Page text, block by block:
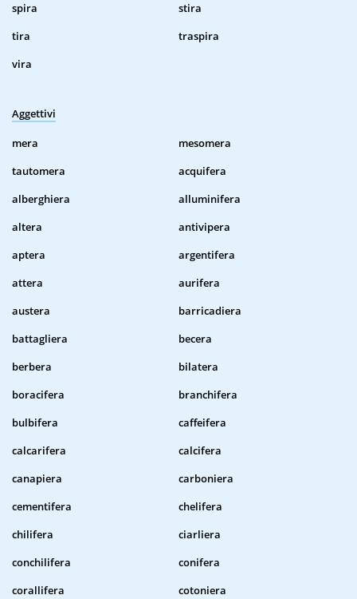
spira
stira
tira
traspira
vira
Aggettivi
mera
mesomera
tautomera
acquifera
alberghiera
alluminifera
altera
antivipera
aptera
argentifera
attera
aurifera
austera
barricadiera
battagliera
becera
berbera
bilatera
boracifera
branchifera
bulbifera
caffeifera
calcarifera
calcifera
canapiera
carboniera
cementifera
chelifera
chilifera
ciarliera
conchilifera
conifera
corallifera
cotoniera